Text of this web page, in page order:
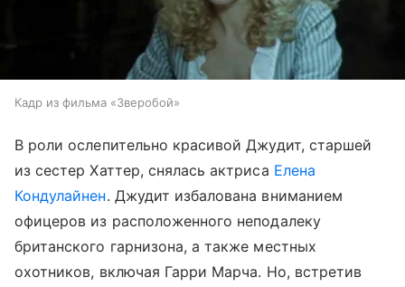
Кадр из фильма «Зверобой»
В роли ослепительно красивой Джудит, старшей
из сестер Хаттер, снялась актриса Елена
Кондулайнен. Джудит избалована вниманием
офицеров из расположенного неподалеку
британского гарнизона, а также местных
охотников, включая Гарри Марча. Но, встретив